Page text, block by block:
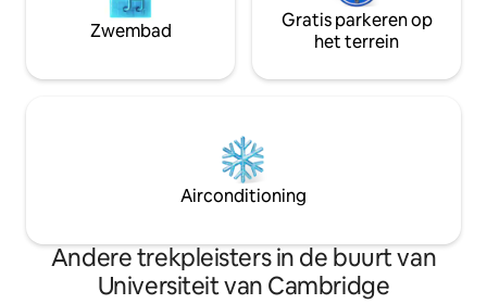
Zwembad
Gratis parkeren op
het terrein
Airconditioning
Andere trekpleisters in de buurt van
Universiteit van Cambridge